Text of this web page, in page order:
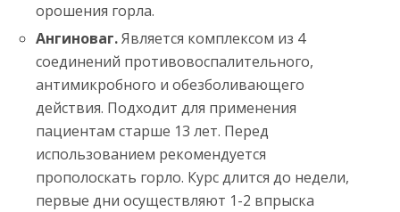
орошения горла.
Ангиноваг.Является комплексом из 4
соединений противовоспалительного,
антимикробного и обезболивающего
действия. Подходит для применения
пациентам старше 13 лет. Перед
использованием рекомендуется
прополоскать горло. Курс длится до недели,
первые дни осуществляют 1-2 впрыска